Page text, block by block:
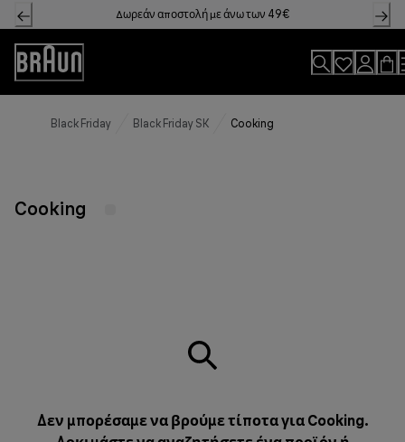
Skip
to
Content
Δωρεάν αποστολή με άνω των 49€
Accessibility
Statement
Black Friday Black Friday SK Cooking
Cooking
Δεν μπορέσαμε να βρούμε τίποτα για Cooking.